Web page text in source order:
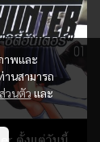
าพและ
นสามารถ
วนตัวและ